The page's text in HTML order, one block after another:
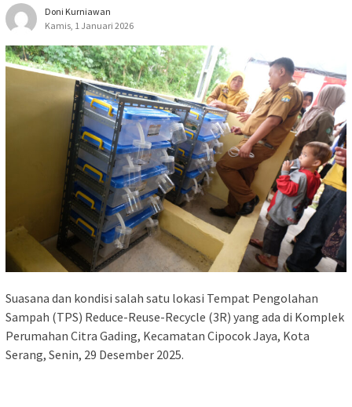
Doni Kurniawan
Kamis, 1 Januari 2026
Suasana dan kondisi salah satu lokasi Tempat Pengolahan
Sampah (TPS) Reduce-Reuse-Recycle (3R) yang ada di Komplek
Perumahan Citra Gading, Kecamatan Cipocok Jaya, Kota
Serang, Senin, 29 Desember 2025.